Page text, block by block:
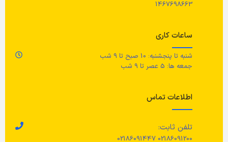
1467698663
ساعات کاری
شنبه تا پنجشنبه: 10 صبح تا 9 شب
جمعه ها: 5 عصر تا 9 شب
اطلاعات تماس
تلفن ثابت:
02186091200 02186091447